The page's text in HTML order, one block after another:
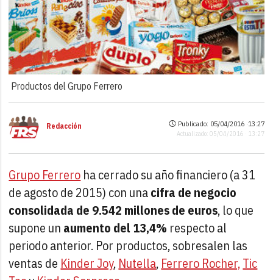
Productos del Grupo Ferrero
Redacción Publicado: 05/04/2016 ·13:27
Actualizado: 05/04/2016 · 13:27
Grupo Ferrero ha cerrado su año financiero (a 31
de agosto de 2015) con unacifra de negocio
consolidada de 9.542 millones de euros, lo que
supone un aumento del 13,4% respecto al
periodo anterior. Por productos, sobresalen las
ventas de Kinder Joy, Nutella, Ferrero Rocher,Tic